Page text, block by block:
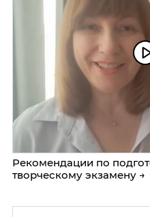
Рекомендации по
творческому экзамену →